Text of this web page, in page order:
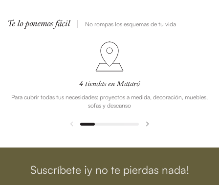
Te lo ponemos fácil No rompas los esquemas de tu vida
4 tiendas en Mataró
Para cubrir todas tus necesidades: proyectos a medida, decoración, muebles,
sofas y descanso
Suscríbete ¡y no te pierdas nada!